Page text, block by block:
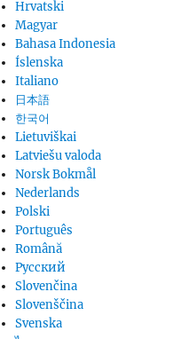
Hrvatski
Magyar
Bahasa Indonesia
Íslenska
Italiano
日本語
한국어
Lietuviškai
Latviešu valoda
Norsk Bokmål
Nederlands
Polski
Português
Română
Русский
Slovenčina
Slovenščina
Svenska